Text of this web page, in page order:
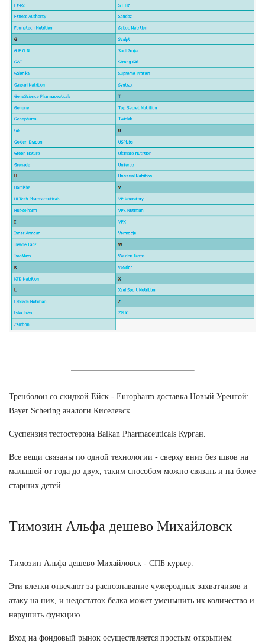
Тренболон со скидкой Ейск - Europharm доставка Новый Уренгой:
Bayer Schering аналоги Киселевск.
Суспензия тестостерона Balkan Pharmaceuticals Курган.
Все вещи связаны по одной технологии - сверху вниз без швов на
малышей от года до двух, таким способом можно связать и на более
старших детей.
Tимозин Альфа дешево Михайловск
Tимозин Альфа дешево Михайловск - СПБ курьер.
Эти клетки отвечают за распознавание чужеродных захватчиков и
атаку на них, и недостаток белка может уменьшить их количество и
нарушить функцию.
Вход на фондовый рынок осуществляется простым открытием